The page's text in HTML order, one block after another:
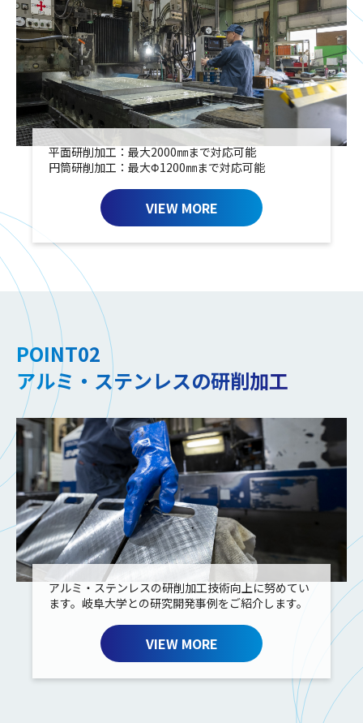
平面研削加工：最大2000㎜まで対応可能
円筒研削加工：最大Φ1200㎜まで対応可能
VIEW MORE
POINT02
アルミ・ステンレスの研削加工
アルミ・ステンレスの研削加工技術向上に努めてい
ます。岐阜大学との研究開発事例をご紹介します。
VIEW MORE